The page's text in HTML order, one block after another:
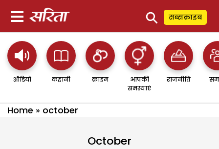
⚲ सब्सक्राइब
ऑडियो कहानी क्राइम
आपकी
समस्याएं
राजनीति
Home » october
October